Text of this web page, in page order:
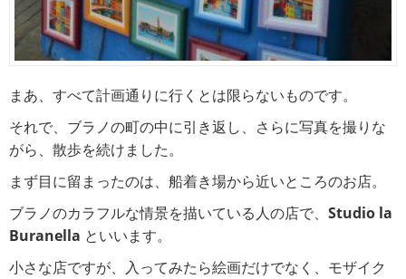
まあ、すべて計画通りに行くとは限らないものです。
それで、ブラノの町の中に引き返し、さらに写真を撮りな
がら、散歩を続けました。
まず目に留まったのは、船着き場から近いところのお店。
ブラノのカラフルな情景を描いている人の店で、 Studio la
Buranella といいます。
小さな店ですが、入ってみたら絵画だけでなく、モザイク